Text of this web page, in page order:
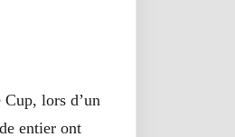
lors d’un
entier ont